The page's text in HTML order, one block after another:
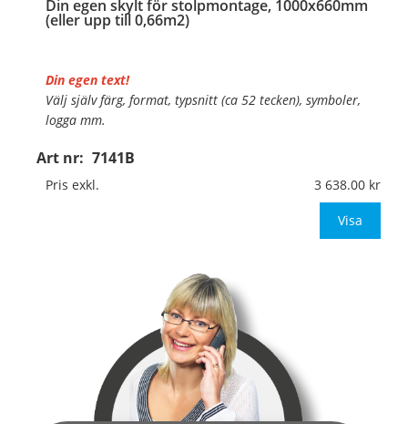
Din egen skylt för stolpmontage, 1000x660mm
(eller upp till 0,66m2)
Art nr: 7141B
Din egen text!
Välj själv färg, format, typsnitt (ca 52 tecken), symboler,
logga mm.
Material:Kantvikt aluminium, 2mm (stolpmontage)
Mått:1000x660mm (eller annat mått upp till 0,66m²)
Pris exkl. 3 638.00
Visa